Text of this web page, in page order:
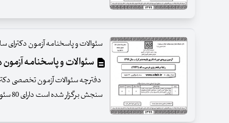
سئوالات و پاسخنامه آزمون دکترای سال
سئوالات و پاسخنامه آزمون دکترای سال 99
سنجش برگزار شده است دارای 80 سئوال با موضوعات زیر است